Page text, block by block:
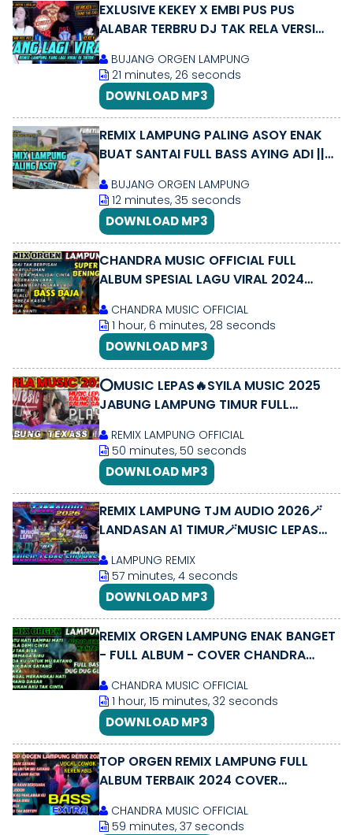
EXLUSIVE KEKEY X EMBI PUS PUS
ALABAR TERBRU DJ TAK RELA VERSI
2025
BUJANG ORGEN LAMPUNG
21 minutes, 26 seconds
DOWNLOAD MP3
REMIX LAMPUNG PALING ASOY ENAK
BUAT SANTAI FULL BASS AYING ADI ||
BUJANG ORGEN LAMPUNG
12 minutes, 35 seconds
DOWNLOAD MP3
CHANDRA MUSIC OFFICIAL FULL
ALBUM SPESIAL LAGU VIRAL 2024
MANTAP NGEBAS
CHANDRA MUSIC OFFICIAL
1 hour, 6 minutes, 28 seconds
DOWNLOAD MP3
⭕️MUSIC LEPAS🔥SYILA MUSIC 2025
JABUNG LAMPUNG TIMUR FULL
#syilamusic #dj
REMIX LAMPUNG OFFICIAL
50 minutes, 50 seconds
DOWNLOAD MP3
REMIX LAMPUNG TJM AUDIO 2026🪄
LANDASAN A1 TIMUR🪄MUSIC LEPAS
MUDA 🔞🚀🚀
LAMPUNG REMIX
57 minutes, 4 seconds
DOWNLOAD MP3
REMIX ORGEN LAMPUNG ENAK BANGET
- FULL ALBUM - COVER CHANDRA
BENING
CHANDRA MUSIC OFFICIAL
1 hour, 15 minutes, 32 seconds
DOWNLOAD MP3
TOP ORGEN REMIX LAMPUNG FULL
ALBUM TERBAIK 2024 COVER
SUPER BASS
CHANDRA MUSIC OFFICIAL
59 minutes, 37 seconds